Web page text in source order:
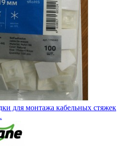
для монтажа кабельных стяжек